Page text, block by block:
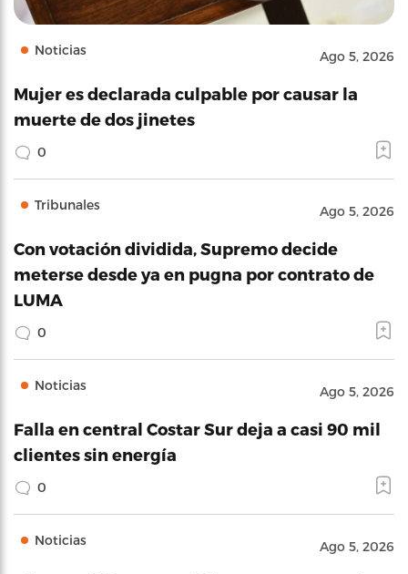
Noticias Ago 5, 2026
Mujer es declarada culpable por causar la
muerte de dos jinetes
0
Tribunales Ago 5, 2026
Con votación dividida, Supremo decide
meterse desde ya en pugna por contrato de
LUMA
0
Noticias Ago 5, 2026
Falla en central Costar Sur deja a casi 90 mil
clientes sin energía
0
Noticias Ago 5, 2026